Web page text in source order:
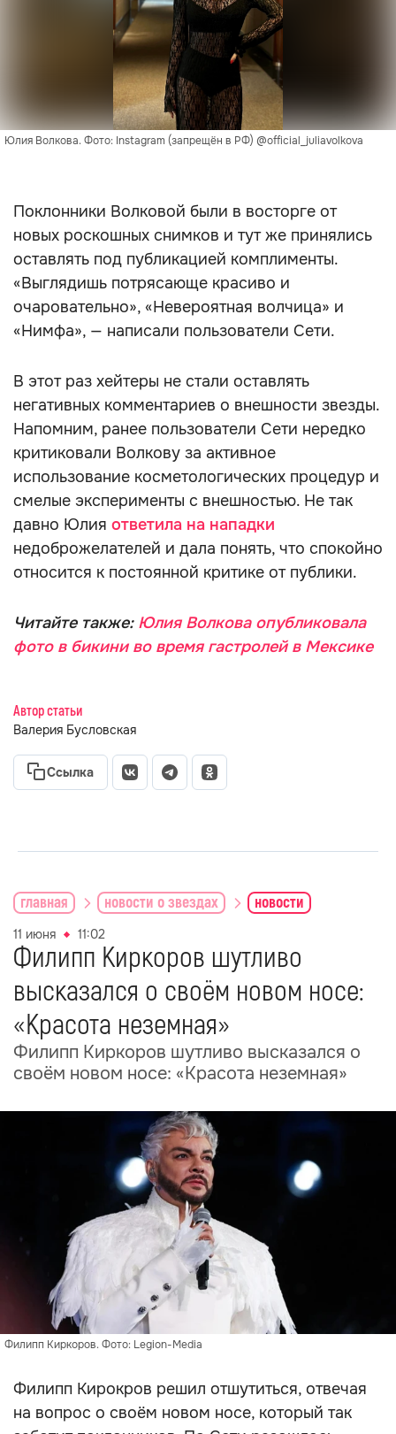
Юлия Волкова. Фото: Instagram (запрещён в РФ) @official_juliavolkova
Поклонники Волковой были в восторге от
новых роскошных снимков и тут же принялись
оставлять под публикацией комплименты.
«Выглядишь потрясающе красиво и
очаровательно», «Невероятная волчица» и
«Нимфа», — написали пользователи Сети.
В этот раз хейтеры не стали оставлять
негативных комментариев о внешности звезды.
Напомним, ранее пользователи Сети нередко
критиковали Волкову за активное
использование косметологических процедур и
смелые эксперименты с внешностью. Не так
давно Юлия ответила на нападки
недоброжелателей и дала понять, что спокойно
относится к постоянной критике от публики.
Читайте также: Юлия Волкова опубликовала
фото в бикини во время гастролей в Мексике
Автор статьи
Валерия Бусловская
Ссылка
главная новости о звездах новости
11 июня 11:02
Филипп Киркоров шутливо
высказался о своём новом носе:
«Красота неземная»
Филипп Киркоров шутливо высказался о
своём новом носе: «Красота неземная»
Филипп Киркоров. Фото: Legion-Media
Филипп Кирокров решил отшутиться, отвечая
на вопрос о своём новом носе, который так